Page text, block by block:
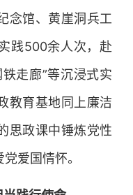
念馆、黄崖洞兵工
践500余人次，赴
走廊”等沉浸式实
教育基地同上廉洁
思政课中锤炼党性
爱国情怀。